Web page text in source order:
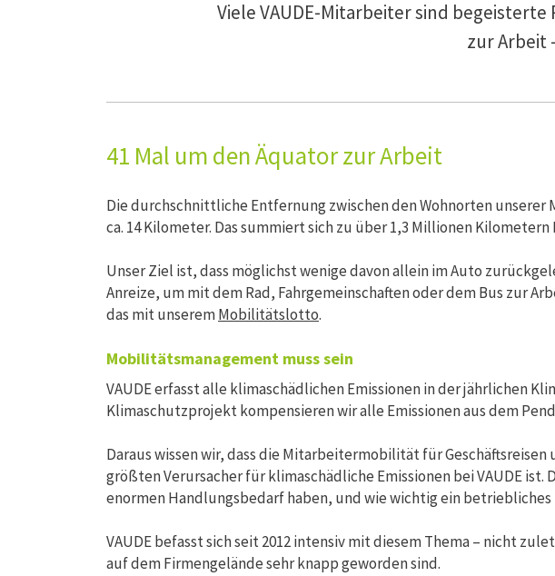
Viele VAUDE-Mitarbeiter sind
zur Arbeit
41 Mal um den Äquator zur Arbeit
Die durchschnittliche Entfernung zwischen den Wohnorten unserer
ca. 14 Kilometer. Das summiert sich zu über 1,3 Millionen
Unser Ziel ist, dass möglichst wenige davon allein im Auto
Anreize, um mit dem Rad, Fahrgemeinschaften oder dem Bus zur
das mit unseremMobilitätslotto.
Mobilitätsmanagement muss sein
VAUDE erfasst alle klimaschädlichen Emissionen in der jährlichen
Klimaschutzprojekt kompensieren wir alle Emissionen aus dem
Daraus wissen wir, dass die Mitarbeitermobilität für
größten Verursacher für klimaschädliche Emissionen bei VAUDE ist.
enormen Handlungsbedarf haben, und wie wichtig ein
VAUDE befasst sich seit 2012 intensiv mit diesem Thema – nicht
auf dem Firmengelände sehr knapp geworden sind.